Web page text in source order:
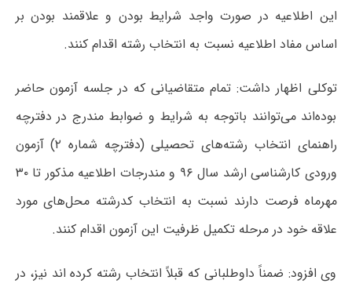
این اطلاعیه در صورت واجد شرایط بودن و علاقمند بودن بر
اساس مفاد اطلاعیه نسبت به انتخاب رشته اقدام کنند.
توکلی اظهار داشت: تمام متقاضیانی که در جلسه آزمون حاضر
بوده‌اند می‌توانند باتوجه به شرایط و ضوابط مندرج در دفترچه
راهنمای انتخاب رشته‌های تحصیلی (دفترچه شماره ۲) آزمون
ورودی کارشناسی ارشد سال ۹۶ و مندرجات اطلاعیه مذکور تا ۳۰
مهرماه فرصت دارند نسبت به انتخاب کدرشته محل‌های مورد
علاقه خود در مرحله تکمیل ظرفیت این آزمون اقدام کنند.
وی افزود: ضمناً داوطلبانی که قبلاً انتخاب رشته کرده اند نیز، در